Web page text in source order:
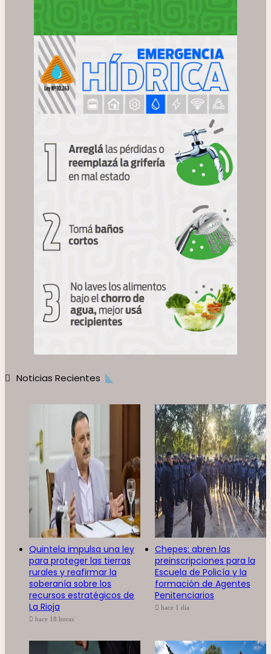
Noticias Recientes
Quintela impulsa una ley
para proteger las tierras
rurales y reafirmar la
soberanía sobre los
recursos estratégicos de
La Rioja
hace 18 horas
Chepes: abren las
preinscripciones para la
Escuela de Policía y la
formación de Agentes
Penitenciarios
hace 1 día